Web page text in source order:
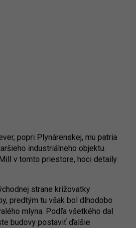
popri Plynárenskej, mu patria
industriálneho objektu.
v tomto priestore, hoci detaily
strane križovatky
predtým tu však bol dlhodobo
mlyna. Podľa všetkého dal
budovy postaviť ďalšie